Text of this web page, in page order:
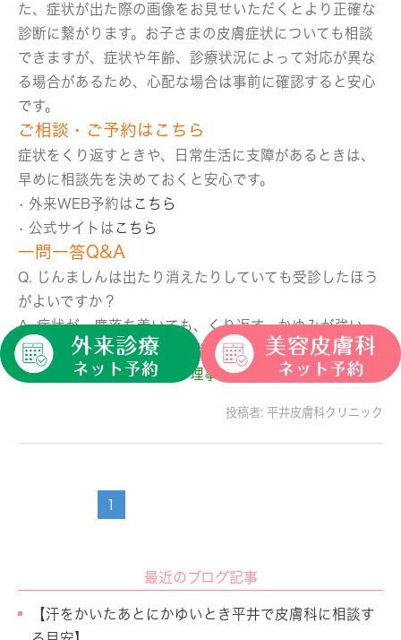
た、症状が出た際の画像をお見せいただくとより正確な
診断に繋がります。お子さまの皮膚症状についても相談
できますが、症状や年齢、診療状況によって対応が異な
る場合があるため、心配な場合は事前に確認すると安心
です。
ご相談・ご予約はこちら
症状をくり返すときや、日常生活に支障があるときは、
早めに相談先を決めておくと安心です。
• 外来WEB予約は こちら
• 公式サイトは こちら
一問一答Q&A
Q. じんましんは出たり消えたりしていても受診したほう
がよいですか？
A. 症状が一度落ち着いても、くり返す、かゆみが強い、
生活に支障がある場合は相談の目安になります。
～医療法人社団 俊爽会 理事長 小林俊一 監修～
投稿者: 平井皮膚科クリニック
1
最近のブログ記事
【汗をかいたあとにかゆいとき平井で皮膚科に相談す